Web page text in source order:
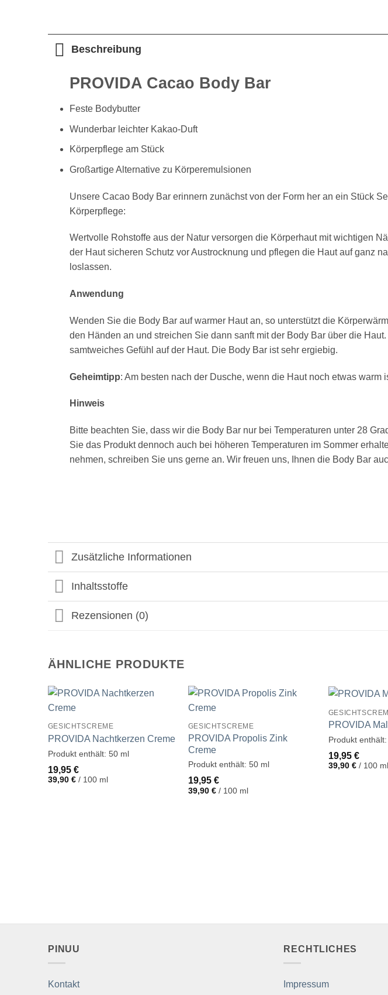
Beschreibung
PROVIDA Cacao Body Bar
Feste Bodybutter
Wunderbar leichter Kakao-Duft
Körperpflege am Stück
Großartige Alternative zu Körperemulsionen
Unsere Cacao Body Bar erinnern zunächst von der Form her an ein Stück
Körperpflege:
Wertvolle Rohstoffe aus der Natur versorgen die Körperhaut mit wichtigen
der Haut sicheren Schutz vor Austrocknung und pflegen die Haut auf ganz
loslassen.
Anwendung
Wenden Sie die Body Bar auf warmer Haut an, so unterstützt die
den Händen an und streichen Sie dann sanft mit der Body Bar über die
samtweiches Gefühl auf der Haut. Die Body Bar ist sehr ergiebig.
Geheimtipp: Am besten nach der Dusche, wenn die Haut noch etwas warm
Hinweis
Bitte beachten Sie, dass wir die Body Bar nur bei Temperaturen unter 28
Sie das Produkt dennoch auch bei höheren Temperaturen im Sommer
nehmen, schreiben Sie uns gerne an. Wir freuen uns, Ihnen die Body Bar
Zusätzliche Informationen
Inhaltsstoffe
Rezensionen (0)
ÄHNLICHE PRODUKTE
GESICHTSCREME
PROVIDA Nachtkerzen Creme
Produkt enthält: 50 ml
19,95 €
39,90 €/ 100 ml
GESICHTSCREME
PROVIDA Propolis Zink
Creme
Produkt enthält: 50 ml
19,95 €
39,90 €/ 100 ml
PROVIDA
Produkt
19,95 €
39,90 €/ 100 ml
PINUU
Kontakt
RECHTLICHES
Impressum